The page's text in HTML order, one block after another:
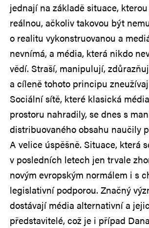
jednají na základě situace,
reálnou, ačkoliv takovou být
o realitu vykonstruovanou a
nevnímá, a média, která nikdo
vědí. Straší, manipulují,
a cíleně tohoto principu
Sociální sítě, které klasická
prostoru nahradily, se dnes s
distribuovaného obsahu naučily
A velice úspěšně. Situace, která
v posledních letech jen trvale
novým evropským normálem i s
legislativní podporou. Značný
dostávají média alternativní a
představitelé, což je i případ